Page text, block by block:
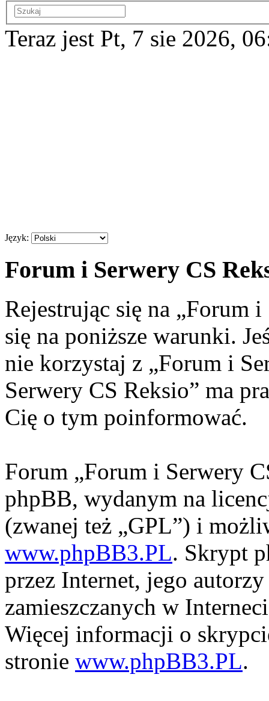
Teraz jest Pt, 7 sie 2026,
Język:
Forum i Serwery CS
Rejestrując się na „Forum
się na poniższe warunki.
nie korzystaj z „Forum i
Serwery CS Reksio” ma
Cię o tym poinformować.
Forum „Forum i Serwery
phpBB, wydanym na
(zwanej też „GPL”) i
www.phpBB3.PL. Skrypt
przez Internet, jego
zamieszczanych w
Więcej informacji o
stronie www.phpBB3.PL.